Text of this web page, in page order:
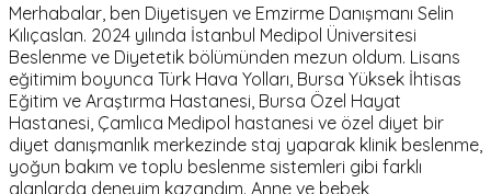
Merhabalar, ben Diyetisyen ve Emzirme Danışmanı Selin
Kılıçaslan. 2024 yılında İstanbul Medipol Üniversitesi
Beslenme ve Diyetetik bölümünden mezun oldum. Lisans
eğitimim boyunca Türk Hava Yolları, Bursa Yüksek İhtisas
Eğitim ve Araştırma Hastanesi, Bursa Özel Hayat
Hastanesi, Çamlıca Medipol hastanesi ve özel diyet bir
diyet danışmanlık merkezinde staj yaparak klinik beslenme,
yoğun bakım ve toplu beslenme sistemleri gibi farklı
alanlarda deneyim kazandım. Anne ve bebek